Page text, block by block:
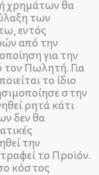
χρημάτων θα
των
εντός
από την
για την
Πωλητή. Για
το ίδιο
στην
ρητά κάτι
δεν θα
την
το Προϊόν.
κόστος